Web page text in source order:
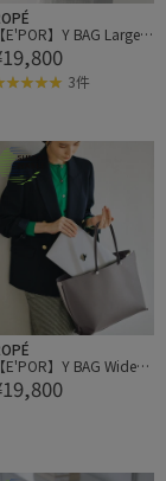
【E'POR】Y BAG Large/A
応・通勤・26AW
3件
【E'POR】Y BAG Wide/A
応・通勤・26AW